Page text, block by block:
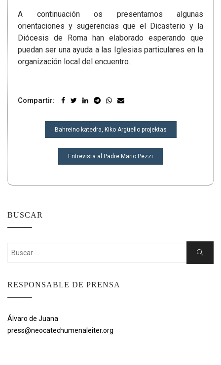
A continuación os presentamos algunas
orientaciones y sugerencias que el Dicasterio y la
Diócesis de Roma han elaborado esperando que
puedan ser una ayuda a las Iglesias particulares en la
organización local del encuentro.
Compartir:
NAVEGACIÓN
ENTRADAS
Bahreino katedra, Kiko Argüello projektas
Entrevista al Padre Mario Pezzi
BUSCAR
Buscar:
Buscar
RESPONSABLE DE PRENSA
Álvaro de Juana
press@neocatechumenaleiter.org